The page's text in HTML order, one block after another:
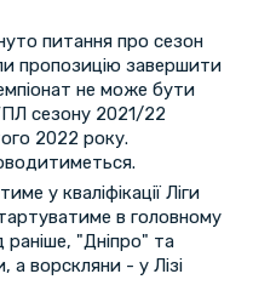
питання про сезон
пропозицію завершити
не може бути
сезону 2021/22
2022 року.
у кваліфікації Ліги
в головному
раніше, "Дніпро" та
а ворскляни - у Лізі